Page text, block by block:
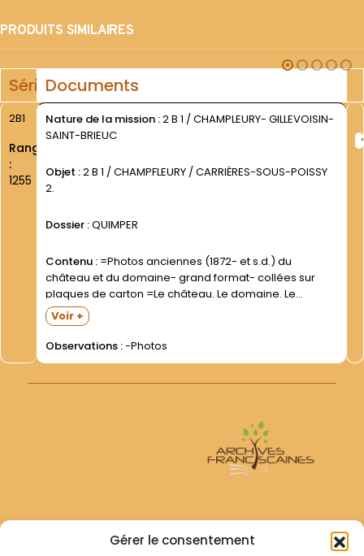
Gérer le consentement
PRODUITS SIMILAIRES
SérieDocuments
2B1
Rang
:
1255
Nature de la mission :2 B 1 / CHAMPLEURY- GILLEVOISIN-
SAINT-BRIEUC
Objet :2 B 1 / CHAMPFLEURY / CARRIÈRES-SOUS-POISSY
2.
Dossier :QUIMPER
Contenu :=Photos anciennes (1872- et s.d.) du
château et du domaine- grand format- collées sur
plaques de carton =Le château. Le domaine. Le
paysage alentour =L intérieur de la chapelle
=Ordination (1941- 1943- 1950- 1954- 1955) =Groupes
divers =Photos individuelles de...
Voir +
Observations :-Photos
Archives Franciscaines